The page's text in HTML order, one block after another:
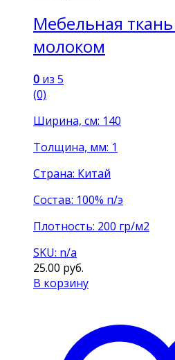
Мебельная
молоком
0 из 5
(0)
Ширина, см: 140
Толщина, мм: 1
Страна: Китай
Состав: 100% п/э
Плотность: 200 гр/м2
SKU: n/a
25.00 руб.
В корзину